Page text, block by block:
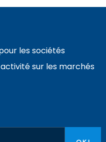
les sociétés
sur les marchés